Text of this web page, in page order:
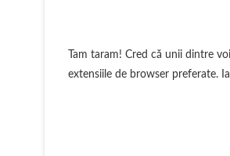
extensiile de browser preferate.